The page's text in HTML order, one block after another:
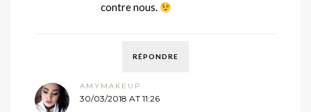
contre nous.
RÉPONDRE
AMYMAKEUP
30/03/2018 AT 11:26